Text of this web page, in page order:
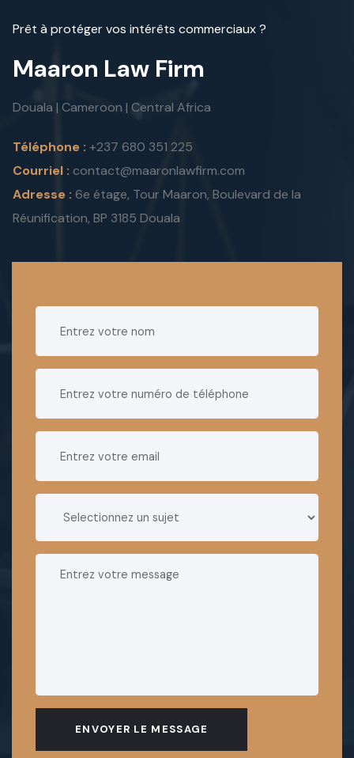
Prêt à protéger vos intérêts commerciaux ?
Maaron Law Firm
Douala | Cameroon | Central Africa
Téléphone : +237 680 351 225
Courriel : contact@maaronlawfirm.com
Adresse : 6e étage, Tour Maaron, Boulevard de la
Réunification, BP 3185 Douala
ENVOYER LE MESSAGE